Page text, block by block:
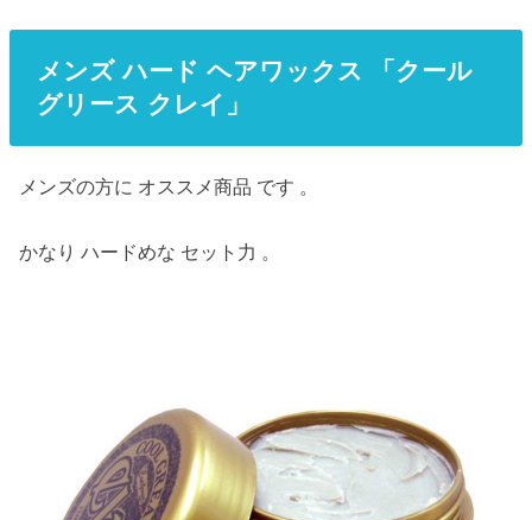
メンズ ハード ヘアワックス 「クール
グリース クレイ」
メンズの方に オススメ商品 です 。
かなり ハードめな セット力 。